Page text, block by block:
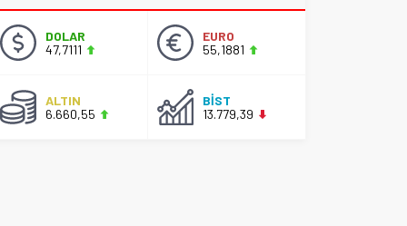
DOLAR
47,7111
EURO
55,1881
ALTIN
6.660,55
BİST
13.779,39